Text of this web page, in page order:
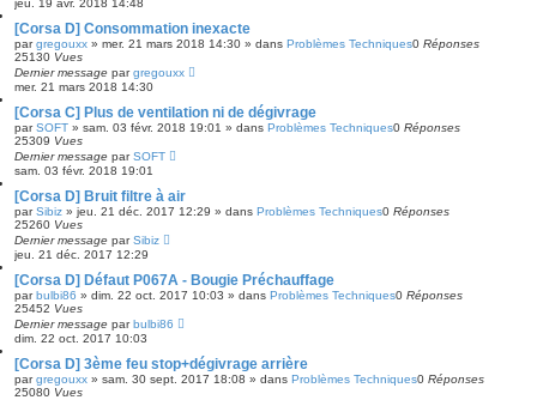
jeu. 19 avr. 2018 14:48
[Corsa D] Consommation inexacte
pargregouxx » mer. 21 mars 2018 14:30 » dans Problèmes Techniques0 Réponses
25130 Vues
Dernier message pargregouxx
mer. 21 mars 2018 14:30
[Corsa C] Plus de ventilation ni de dégivrage
parSOFT » sam. 03 févr. 2018 19:01 » dans Problèmes Techniques0 Réponses
25309 Vues
Dernier message parSOFT
sam. 03 févr. 2018 19:01
[Corsa D] Bruit filtre à air
parSibiz » jeu. 21 déc. 2017 12:29 » dans Problèmes Techniques0 Réponses
25260 Vues
Dernier message parSibiz
jeu. 21 déc. 2017 12:29
[Corsa D] Défaut P067A - Bougie Préchauffage
parbulbi86 » dim. 22 oct. 2017 10:03 » dans Problèmes Techniques0 Réponses
25452 Vues
Dernier message parbulbi86
dim. 22 oct. 2017 10:03
[Corsa D] 3ème feu stop+dégivrage arrière
pargregouxx » sam. 30 sept. 2017 18:08 » dans Problèmes Techniques0 Réponses
25080 Vues